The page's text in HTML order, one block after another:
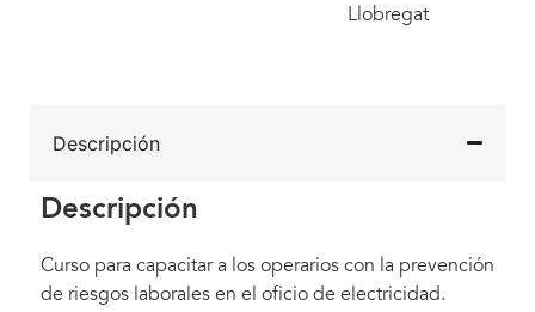
Llobregat
Descripción
Descripción
Curso para capacitar a los operarios con la prevención
de riesgos laborales en el oficio de electricidad.